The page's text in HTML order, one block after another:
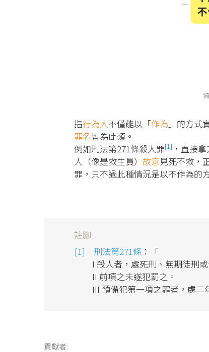
指行為人不僅能以「作為 」的方式
罪名皆為此類。
例如刑法第271條殺人罪[1] ，直接
人（像是救生員） 故意見死不救，
罪，只不過此種情況是以不作為的
註腳
刑法第271條 ：「
I 殺人者，處死刑、無期徒刑
II 前項之未遂犯罰之。
III 預備犯第一項之罪者，處二
貢獻者: